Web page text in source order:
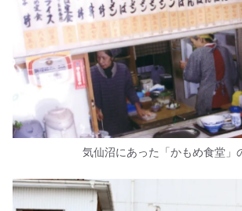
気仙沼にあった「かもめ食堂」